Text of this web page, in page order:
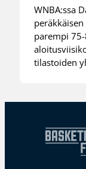
WNBA:ssa
parempi
tilastoiden